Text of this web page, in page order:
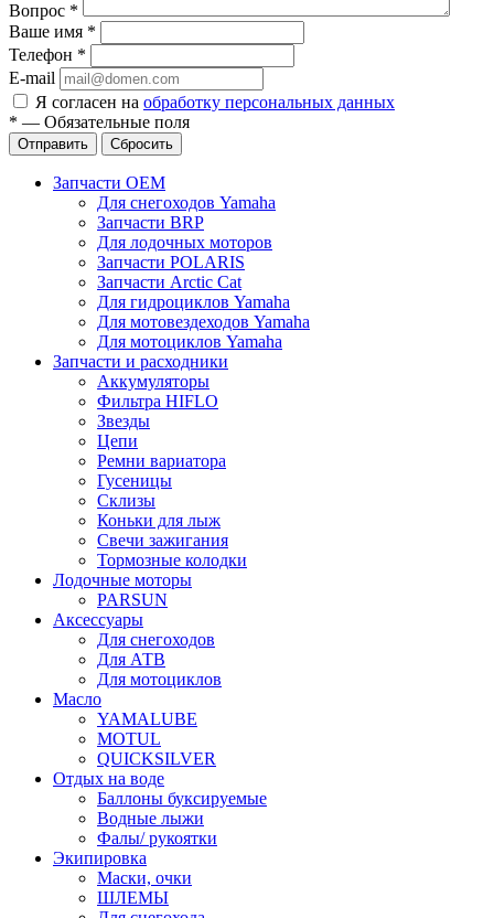
Вопрос *
Ваше имя *
Телефон *
E-mail
Я согласен на обработку персональных данных
* — Обязательные поля
Отправить Сбросить
Запчасти OEM
Для снегоходов Yamaha
Запчасти BRP
Для лодочных моторов
Запчасти POLARIS
Запчасти Arctic Cat
Для гидроциклов Yamaha
Для мотовездеходов Yamaha
Для мотоциклов Yamaha
Запчасти и расходники
Аккумуляторы
Фильтра HIFLO
Звезды
Цепи
Ремни вариатора
Гусеницы
Склизы
Коньки для лыж
Свечи зажигания
Тормозные колодки
Лодочные моторы
PARSUN
Аксессуары
Для снегоходов
Для АТВ
Для мотоциклов
Масло
YAMALUBE
MOTUL
QUICKSILVER
Отдых на воде
Баллоны буксируемые
Водные лыжи
Фалы/ рукоятки
Экипировка
Маски, очки
ШЛЕМЫ